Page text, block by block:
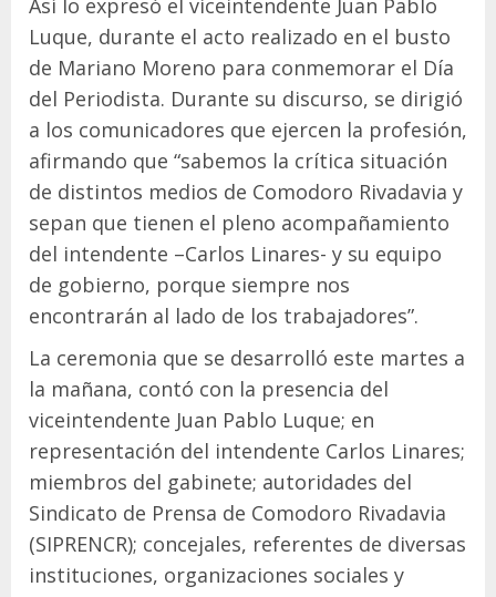
Así lo expresó el viceintendente Juan Pablo
Luque, durante el acto realizado en el busto
de Mariano Moreno para conmemorar el Día
del Periodista. Durante su discurso, se dirigió
a los comunicadores que ejercen la profesión,
afirmando que “sabemos la crítica situación
de distintos medios de Comodoro Rivadavia y
sepan que tienen el pleno acompañamiento
del intendente –Carlos Linares- y su equipo
de gobierno, porque siempre nos
encontrarán al lado de los trabajadores”.
La ceremonia que se desarrolló este martes a
la mañana, contó con la presencia del
viceintendente Juan Pablo Luque; en
representación del intendente Carlos Linares;
miembros del gabinete; autoridades del
Sindicato de Prensa de Comodoro Rivadavia
(SIPRENCR); concejales, referentes de diversas
instituciones, organizaciones sociales y